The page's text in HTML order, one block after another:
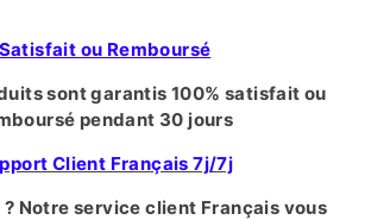
Satisfait ou Remboursé
sont garantis 100% satisfait ou
pendant 30 jours
Client Français 7j/7j
? Notre service client Français vous